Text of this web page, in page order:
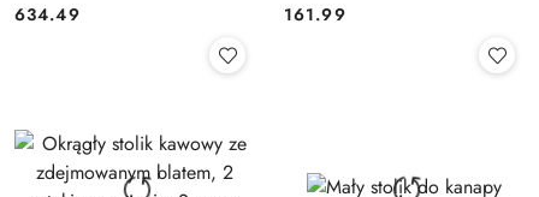
Cena:
634.49 Cena:
161.99